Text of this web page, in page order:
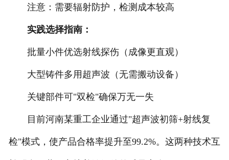
注意：需要辐射防护，检测成本较高
实践选择指南：
批量小件优选射线探伤（成像更直观）
大型铸件多用超声波（无需搬动设备）
关键部件可"双检"确保万无一失
目前河南某重工企业通过"超声波初筛+射线复
检"模式，使产品合格率提升至99.2%。这两种技术互